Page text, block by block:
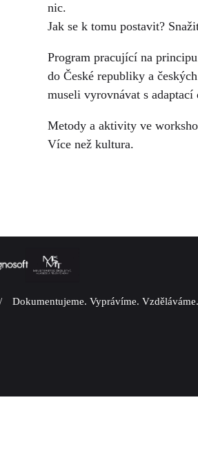
nic.
Jak se k tomu postavit?
Program pracující na
do České republiky a
museli vyrovnávat s
Metody a aktivity ve
Více než kultura.
Vyprávíme.